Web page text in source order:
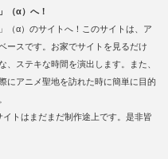
（α）へ！
（α）のサイトへ！このサイトは、ア
ースです。お家でサイトを見るだけ
ステキな時間を演出します。また、
にアニメ聖地を訪れた時に簡単に目的
トはまだまだ制作途上です。是非皆